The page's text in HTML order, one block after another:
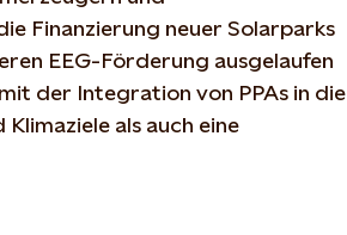
Finanzierung neuer Solarparks
EEG-Förderung ausgelaufen
der Integration von PPAs in die
als auch eine